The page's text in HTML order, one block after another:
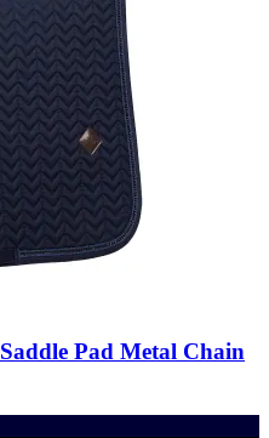
Saddle Pad Metal Chain